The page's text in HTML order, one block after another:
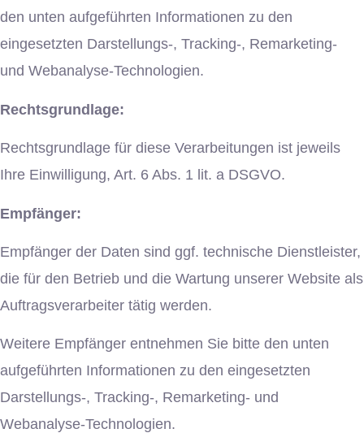
den unten aufgeführten Informationen zu den
eingesetzten Darstellungs-, Tracking-, Remarketing-
und Webanalyse-Technologien.
Rechtsgrundlage:
Rechtsgrundlage für diese Verarbeitungen ist jeweils
Ihre Einwilligung, Art. 6 Abs. 1 lit. a DSGVO.
Empfänger:
Empfänger der Daten sind ggf. technische Dienstleister,
die für den Betrieb und die Wartung unserer Website als
Auftragsverarbeiter tätig werden.
Weitere Empfänger entnehmen Sie bitte den unten
aufgeführten Informationen zu den eingesetzten
Darstellungs-, Tracking-, Remarketing- und
Webanalyse-Technologien.